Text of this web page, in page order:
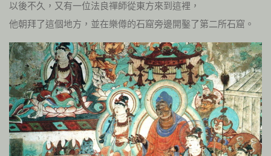
以後不久，又有一位法良禪師從東方來到這裡，
他朝拜了這個地方，並在樂僔的石窟旁邊開鑿了第二所石窟。